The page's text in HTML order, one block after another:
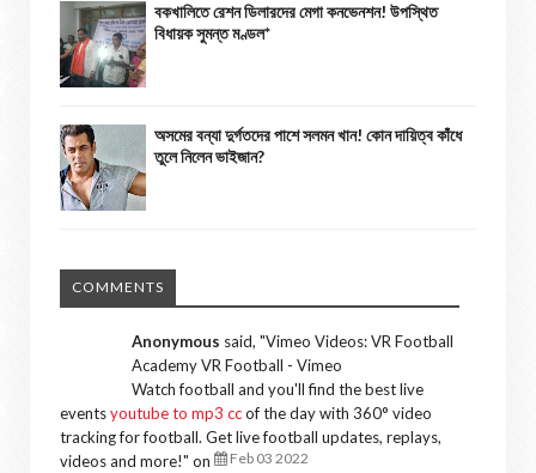
বকখালিতে রেশন ডিলারদের মেগা কনভেনশন! উপস্থিত
বিধায়ক সুমন্ত মণ্ডল*
অসমের বন্যা দুর্গতদের পাশে সলমন খান! কোন দায়িত্ব কাঁধে
তুলে নিলেন ভাইজান?
COMMENTS
Anonymous said, "Vimeo Videos: VR Football
Academy VR Football - Vimeo
Watch football and you'll find the best live
eventsyoutube to mp3 ccof the day with 360° video
tracking for football. Get live football updates, replays,
videos and more!" on Feb 03 2022